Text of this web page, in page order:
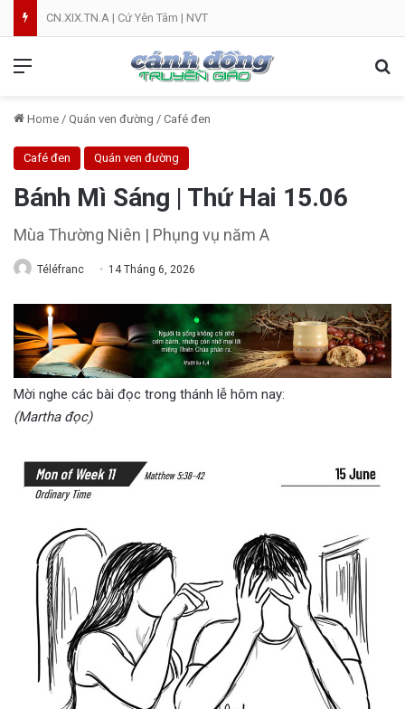
CN.XIX.TN.A | Cứ Yên Tâm | NVT
Home / Quán ven đường / Café đen
Café đen Quán ven đường
Bánh Mì Sáng | Thứ Hai 15.06
Mùa Thường Niên | Phụng vụ năm A
Téléfranc 14 Tháng 6, 2026
Mời nghe các bài đọc trong thánh lễ hôm nay:
(Martha đọc)